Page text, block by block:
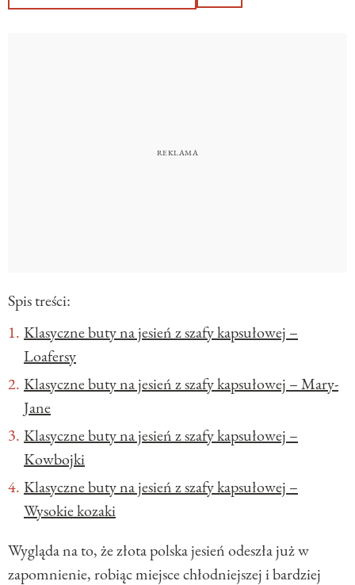
Spis treści:
Klasyczne buty na jesień z szafy kapsułowej –
Loafersy
Klasyczne buty na jesień z szafy kapsułowej – Mary-
Jane
Klasyczne buty na jesień z szafy kapsułowej –
Kowbojki
Klasyczne buty na jesień z szafy kapsułowej –
Wysokie kozaki
Wygląda na to, że złota polska jesień odeszła już w
zapomnienie, robiąc miejsce chłodniejszej i bardziej